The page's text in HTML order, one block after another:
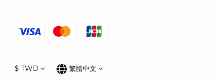
$ TWD 繁體中文